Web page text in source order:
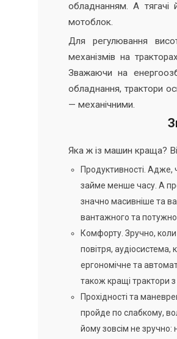
обладнанням. А тягачі
мотоблок.
Для регулювання
механізмів на
Зважаючи на
обладнання, трактори
— механічними.
Яка ж із машин краща?
Продуктивності. Адже,
займе менше часу. А
значно масивніше та
вантажного та
Комфорту. Зручно,
повітря,
ергономічне та
також кращі трактори з
Прохідності та
пройде по слабкому,
йому зовсім не зручно: